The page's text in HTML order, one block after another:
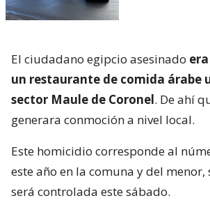
El ciudadano egipcio asesinado
un restaurante de comida árabe
sector Maule de Coronel. De ahí
generara conmoción a nivel local.
Este homicidio corresponde al
este año en la comuna y del menor,
será controlada este sábado.